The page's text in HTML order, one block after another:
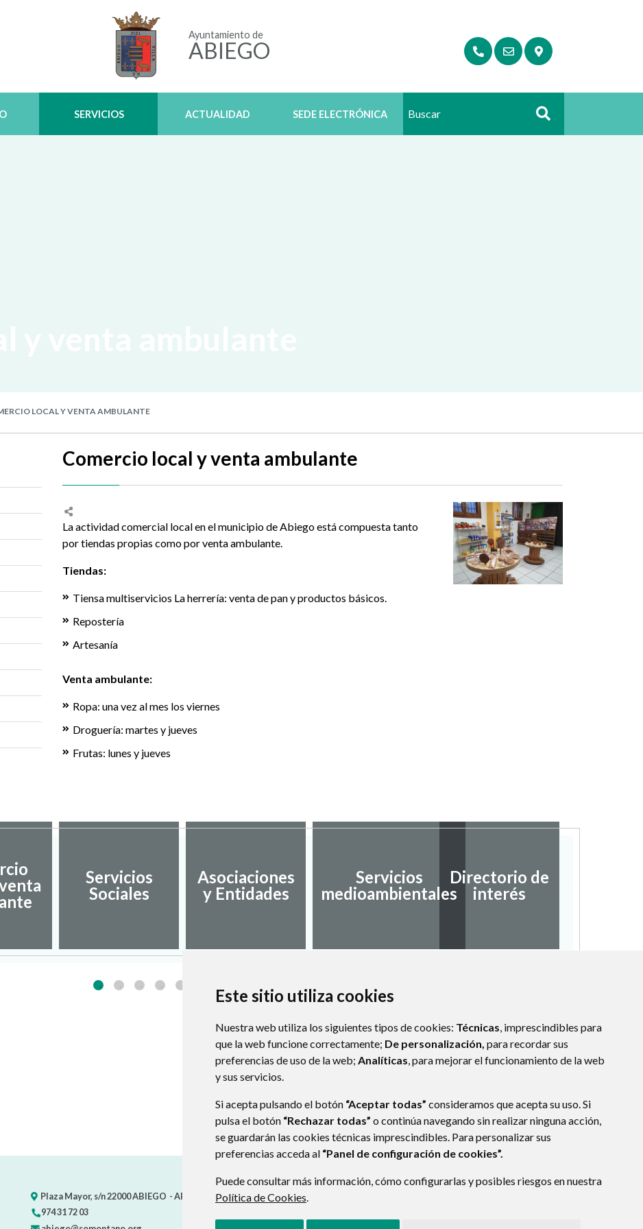
Este sitio utiliza cookies
Nuestra web utiliza los siguientes tipos de cookies: Técnicas, imprescindibles para
que la web funcione correctamente; De personalización, para recordar sus
preferencias de uso de la web; Analíticas, para mejorar el funcionamiento de la web
y sus servicios.
Si acepta pulsando el botón “Aceptar todas” consideramos que acepta su uso. Si
pulsa el botón “Rechazar todas” o continúa navegando sin realizar ninguna acción,
se guardarán las cookies técnicas imprescindibles. Para personalizar sus
preferencias acceda al “Panel de configuración de cookies”.
Puede consultar más información, cómo configurarlas y posibles riesgos en nuestra
Política de Cookies.
Ayuntamiento de
ABIEGO
SERVICIOS ACTUALIDAD SEDE ELECTRÓNICA Buscar
LOCAL Y VENTA AMBULANTE
Comercio local y venta ambulante
La actividad comercial local en el municipio de Abiego está compuesta tanto
por tiendas propias como por venta ambulante.
Tiendas:
Tiensa multiservicios La herrería: venta de pan y productos básicos.
Repostería
Artesanía
Venta ambulante:
Ropa: una vez al mes los viernes
Droguería: martes y jueves
Frutas: lunes y jueves
Servicios
Sociales
Asociaciones
y Entidades
Servicios
medioambientales
Directorio de
interés
Plaza Mayor, s/n22000ABIEGO - ARAGÓN
(ESPAÑA)
974 31 72 03